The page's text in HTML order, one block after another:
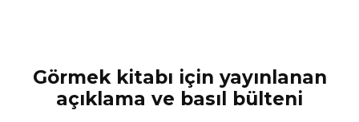
Görmek kitabı için yayınlanan
açıklama ve basıl bülteni